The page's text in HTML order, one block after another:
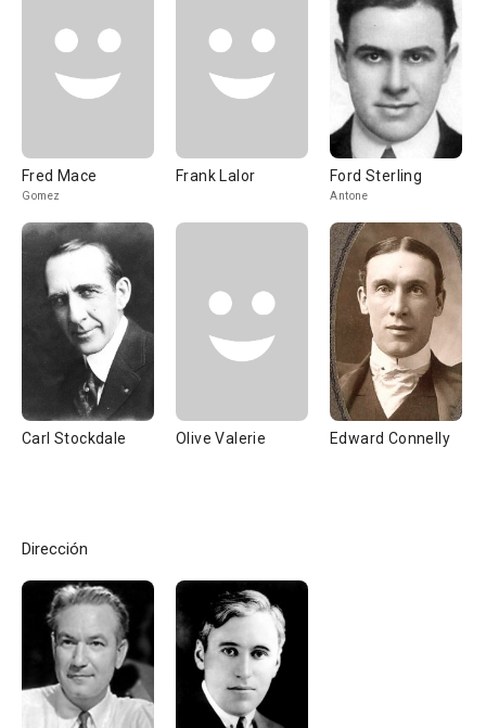
Fred Mace
Gomez
Frank Lalor Ford Sterling
Antone
Carl Stockdale Olive Valerie Edward Connelly
Dirección